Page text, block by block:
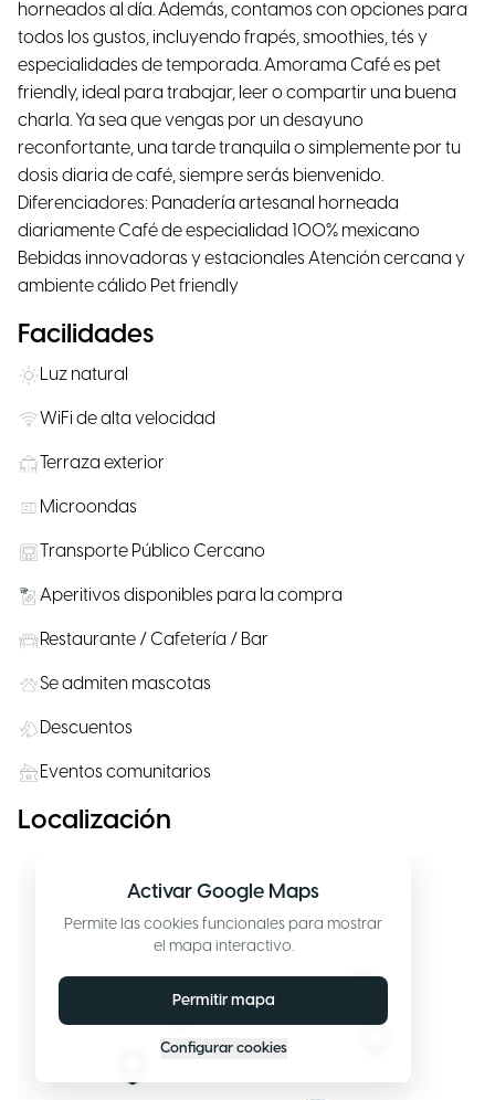
horneados al día. Además, contamos con opciones para
todos los gustos, incluyendo frapés, smoothies, tés y
especialidades de temporada. Amorama Café es pet
friendly, ideal para trabajar, leer o compartir una buena
charla. Ya sea que vengas por un desayuno
reconfortante, una tarde tranquila o simplemente por tu
dosis diaria de café, siempre serás bienvenido.
Diferenciadores: Panadería artesanal horneada
diariamente Café de especialidad 100% mexicano
Bebidas innovadoras y estacionales Atención cercana y
ambiente cálido Pet friendly
Facilidades
Luz natural
WiFi de alta velocidad
Terraza exterior
Microondas
Transporte Público Cercano
Aperitivos disponibles para la compra
Restaurante / Cafetería / Bar
Se admiten mascotas
Descuentos
Eventos comunitarios
Localización
Activar Google Maps
Permite las cookies funcionales para mostrar
el mapa interactivo.
Permitir mapa
Configurar cookies